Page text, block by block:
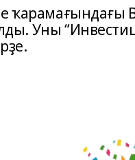
ҡарамағындағы
Уны